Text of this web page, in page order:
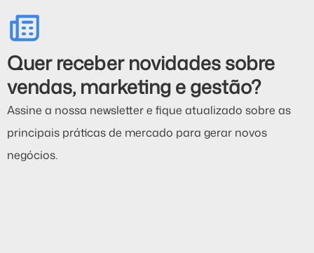
Quer receber novidades sobre
vendas, marketing e gestão?
Assine a nossa newsletter e fique atualizado sobre as
principais práticas de mercado para gerar novos
negócios.